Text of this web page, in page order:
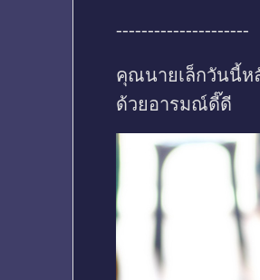
---------------------
คุณนายเล็กวันนี้ห
ด้วยอารมณ์ดี๊ดี